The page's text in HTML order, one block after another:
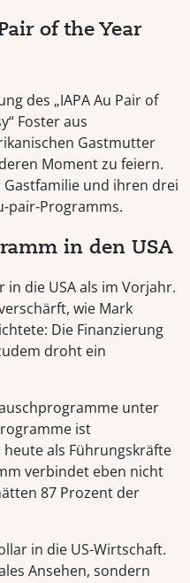
of the Year
des „IAPA Au Pair of
Foster aus
Gastmutter
Moment zu feiern.
und ihren drei
pair-Programms.
in den USA
in die USA als im Vorjahr.
wie Mark
Die Finanzierung
droht ein
unter
ist
als Führungskräfte
verbindet eben nicht
87 Prozent der
in die US-Wirtschaft.
Ansehen, sondern